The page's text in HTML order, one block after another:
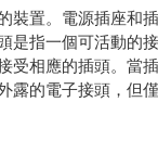
置。電源插座和
指一個可活動的
相應的插頭。當
的電子接頭，但僅